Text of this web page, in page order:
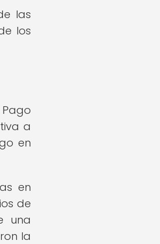
las
los
a
en
en
de
una
la